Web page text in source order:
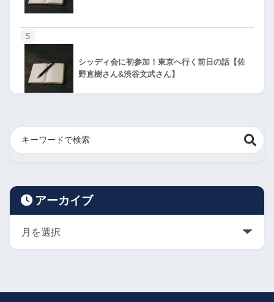
5
シッディ会に初参加！東京へ行く前日の話【佐
野直樹さん&渋谷文武さん】
アーカイブ